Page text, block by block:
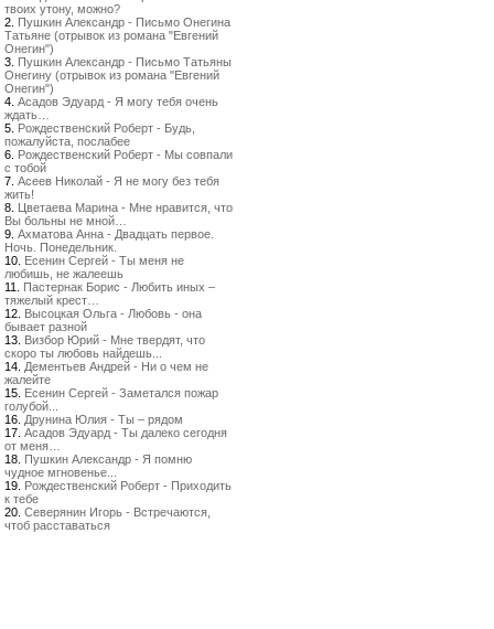
твоих утону, можно?
2. Пушкин Александр - Письмо Онегина
Татьяне (отрывок из романа "Евгений
Онегин")
3. Пушкин Александр - Письмо Татьяны
Онегину (отрывок из романа "Евгений
Онегин")
4. Асадов Эдуард - Я могу тебя очень
ждать…
5. Рождественский Роберт - Будь,
пожалуйста, послабее
6. Рождественский Роберт - Мы совпали
с тобой
7. Асеев Николай - Я не могу без тебя
жить!
8. Цветаева Марина - Мне нравится, что
Вы больны не мной…
9. Ахматова Анна - Двадцать первое.
Ночь. Понедельник.
10. Есенин Сергей - Ты меня не
любишь, не жалеешь
11. Пастернак Борис - Любить иных –
тяжелый крест…
12. Высоцкая Ольга - Любовь - она
бывает разной
13. Визбор Юрий - Мне твердят, что
скоро ты любовь найдешь...
14. Дементьев Андрей - Ни о чем не
жалейте
15. Есенин Сергей - Заметался пожар
голубой...
16. Друнина Юлия - Ты – рядом
17. Асадов Эдуард - Ты далеко сегодня
от меня…
18. Пушкин Александр - Я помню
чудное мгновенье...
19. Рождественский Роберт - Приходить
к тебе
20. Северянин Игорь - Встречаются,
чтоб расставаться